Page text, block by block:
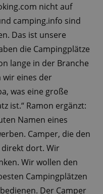
nicht auf
camping.info sind
Das ist unsere
die Campingplätze
lange in der Branche
wir eines der
was eine große
ist.“ Ramon ergänzt:
Namen eines
Camper, die den
direkt dort. Wir
Wir wollen den
Campingplätzen
Der Camper